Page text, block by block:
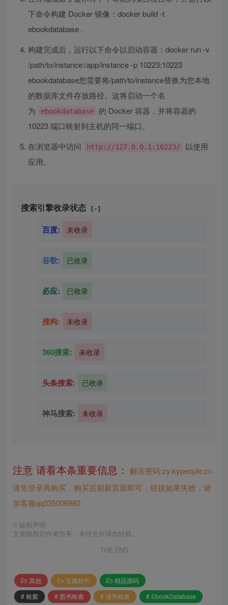
下命令构建 Docker 镜像：docker build -t
ebookdatabase .
构建完成后，运行以下命令以启动容器：docker run -v
/path/to/instance:/app/instance -p 10223:10223
ebookdatabase您需要将/path/to/instance替换为您本地
的数据库文件存放路径。这将启动一个名
为
ebookdatabase
的 Docker 容器，并将容器的
10223 端口映射到主机的同一端口。
在浏览器中访问
http://127.0.0.1:10223/
以使用
应用。
搜索引擎收录状态 [ - ]
百度: 未收录
谷歌: 已收录
必应: 已收录
搜狗: 未收录
360搜索: 未收录
头条搜索: 已收录
神马搜索: 未收录
注意 请看本条重要信息：
解压密码:zy.kypeople.cn
请先登录再购买，购买后刷新页面即可，链接如果失效，请
加客服qq335006980
© 版权声明
文章版权归作者所有，未经允许请勿转载。
THE END
其他 宝藏软件
精品源码
# 检索
# 图书检索 # 读秀检索 # EbookDatabase